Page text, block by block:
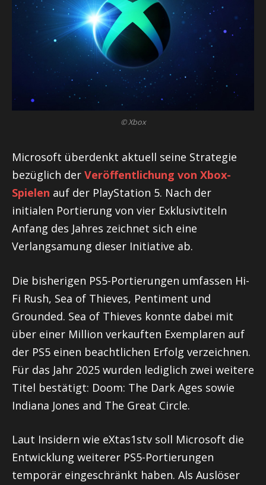
© Xbox
Microsoft überdenkt aktuell seine Strategie
bezüglich der Veröffentlichung von Xbox-
Spielen auf der PlayStation 5. Nach der
initialen Portierung von vier Exklusivtiteln
Anfang des Jahres zeichnet sich eine
Verlangsamung dieser Initiative ab.
Die bisherigen PS5-Portierungen umfassen Hi-
Fi Rush, Sea of Thieves, Pentiment und
Grounded. Sea of Thieves konnte dabei mit
über einer Million verkauften Exemplaren auf
der PS5 einen beachtlichen Erfolg verzeichnen.
Für das Jahr 2025 wurden lediglich zwei weitere
Titel bestätigt: Doom: The Dark Ages sowie
Indiana Jones and The Great Circle.
Laut Insidern wie eXtas1stv soll Microsoft die
Entwicklung weiterer PS5-Portierungen
temporär eingeschränkt haben. Als Auslöser